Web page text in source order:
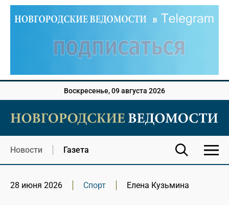
Воскресенье, 09 августа 2026
Новости Газета
28 июня 2026 Спорт Елена Кузьмина